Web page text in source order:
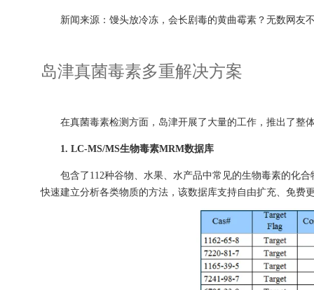
新闻来源：馒头放冷冻，会长剧毒的黄曲霉素？无数网友
岛津真菌毒素多重解决方案
在真菌毒素检测方面，岛津开展了大量的工作，推出了整
1. LC-MS/MS生物毒素MRM数据库
包含了112种谷物、水果、水产品中常见的生物毒素的化合
快速建立分析各类物质的方法，该数据库支持自由扩充、免费